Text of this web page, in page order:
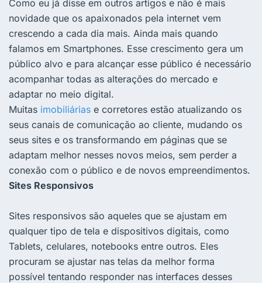
Como eu já disse em outros artigos e não é mais
novidade que os apaixonados pela internet vem
crescendo a cada dia mais. Ainda mais quando
falamos em Smartphones. Esse crescimento gera um
público alvo e para alcançar esse público é necessário
acompanhar todas as alterações do mercado e
adaptar no meio digital.
Muitas imobiliárias e corretores estão atualizando os
seus canais de comunicação ao cliente, mudando os
seus sites e os transformando em páginas que se
adaptam melhor nesses novos meios, sem perder a
conexão com o público e de novos empreendimentos.
Sites Responsivos
Sites responsivos são aqueles que se ajustam em
qualquer tipo de tela e dispositivos digitais, como
Tablets, celulares, notebooks entre outros. Eles
procuram se ajustar nas telas da melhor forma
possível tentando responder nas interfaces desses